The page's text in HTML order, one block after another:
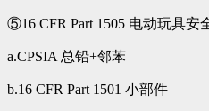
⑤16 CFR Part 1505 电动玩具安
a.CPSIA 总铅+邻苯
b.16 CFR Part 1501 小部件